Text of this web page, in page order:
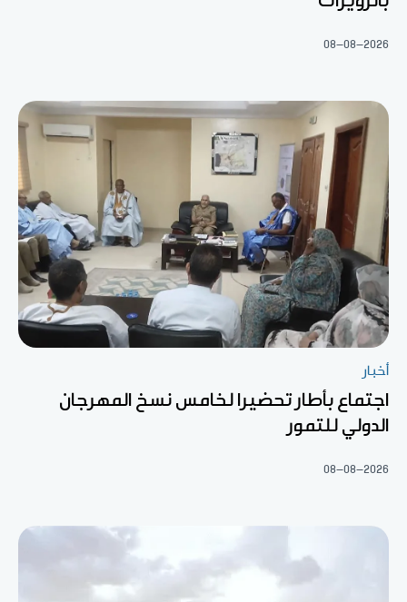
08-08-2026
أخبار
اجتماع بأطار تحضيرا لخامس نسخ المهرجان
الدولي للتمور
08-08-2026